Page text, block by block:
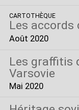
CARTOTHÈQUE
Les accords
Août 2020
Les graffitis
Varsovie
Mai 2020